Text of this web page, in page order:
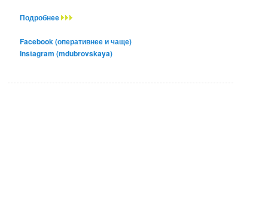
Подробнее
Facebook (оперативнее и чаще)
Instagram (mdubrovskaya)